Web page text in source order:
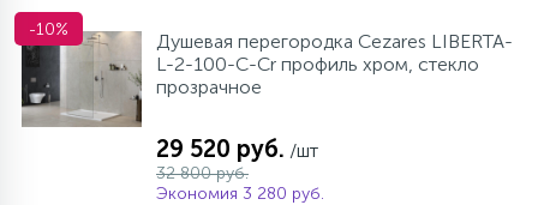
-10%
Душевая перегородка Cezares LIBERTA-
L-2-100-C-Cr профиль хром, стекло
прозрачное
29 520 руб. /шт
32 800 руб.
Экономия 3 280 руб.